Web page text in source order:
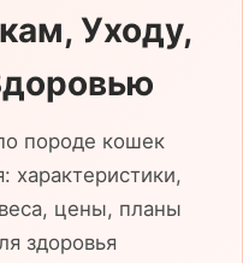
Уходу,
породе кошек
характеристики,
цены, планы
здоровья